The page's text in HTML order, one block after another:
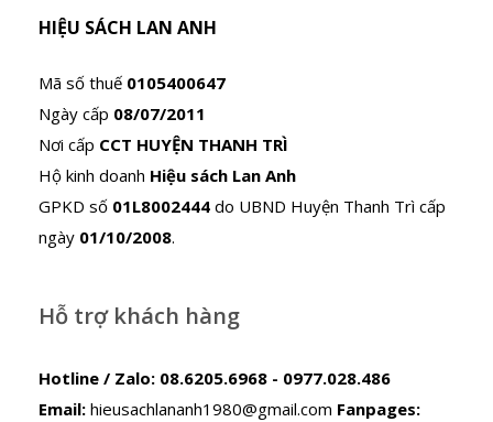
HIỆU SÁCH LAN ANH
Mã số thuế 0105400647
Ngày cấp 08/07/2011
Nơi cấp CCT HUYỆN THANH TRÌ
Hộ kinh doanh Hiệu sách Lan Anh
GPKD số 01L8002444 do UBND Huyện Thanh Trì cấp
ngày 01/10/2008.
Hỗ trợ khách hàng
Hotline / Zalo: 08.6205.6968 - 0977.028.486
Email: hieusachlananh1980@gmail.com Fanpages: